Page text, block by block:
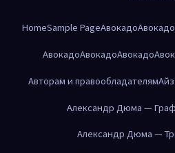
HomeSample PageАвокадоАвокадо
АвокадоАвокадоАвокадо
Авторам и правообладателям
Александр Дюма —
Александр Дюма —